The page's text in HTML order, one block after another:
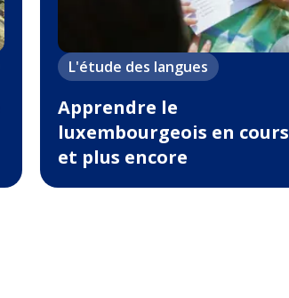
L'étude des langues
Apprendre le
luxembourgeois en cours
et plus encore